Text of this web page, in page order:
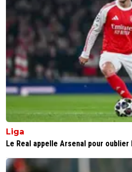
Liga
Le Real appelle Arsenal pour oublier